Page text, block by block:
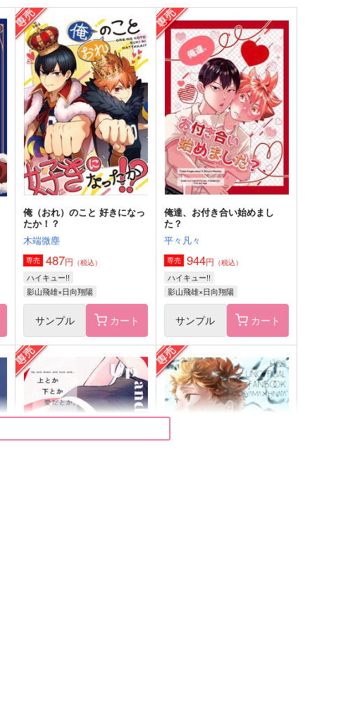
俺（おれ）のこと 好きになっ
たか！？
木端微塵
専売 487円 （税込）
ハイキュー!!
影山飛雄×日向翔陽
サンプル カート
俺達、お付き合い始めまし
た？
平々凡々
専売 944円 （税込）
ハイキュー!!
影山飛雄×日向翔陽
サンプル カート